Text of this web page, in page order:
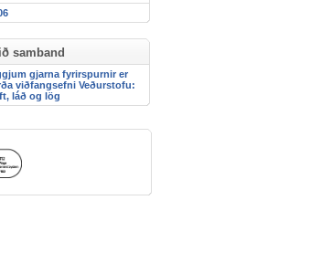
samband
gjarna fyrirspurnir er
viðfangsefni Veðurstofu:
láð og lög